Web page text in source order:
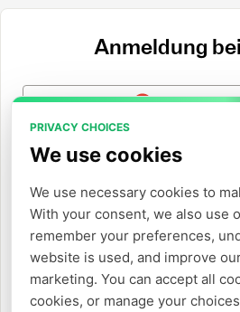
PRIVACY CHOICES
We use cookies
We use necessary cookies to
With your consent, we also use
remember your preferences,
website is used, and improve
marketing. You can accept all
cookies, or manage your
Anmeldung
Mit Google
Oder
Mit E-Mail